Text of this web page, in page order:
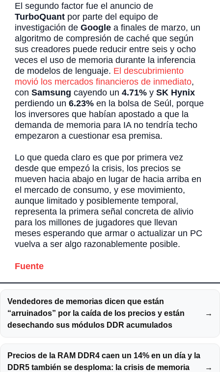
El segundo factor fue el anuncio de
TurboQuant por parte del equipo de
investigación de Google a finales de marzo, un
algoritmo de compresión de caché que según
sus creadores puede reducir entre seis y ocho
veces el uso de memoria durante la inferencia
de modelos de lenguaje. El descubrimiento
movió los mercados financieros de inmediato,
con Samsung cayendo un 4.71% y SK Hynix
perdiendo un 6.23% en la bolsa de Seúl, porque
los inversores que habían apostado a que la
demanda de memoria para IA no tendría techo
empezaron a cuestionar esa premisa.
Lo que queda claro es que por primera vez
desde que empezó la crisis, los precios se
mueven hacia abajo en lugar de hacia arriba en
el mercado de consumo, y ese movimiento,
aunque limitado y posiblemente temporal,
representa la primera señal concreta de alivio
para los millones de jugadores que llevan
meses esperando que armar o actualizar un PC
vuelva a ser algo razonablemente posible.
Fuente
Vendedores de memorias dicen que están
“arruinados” por la caída de los precios y están
desechando sus módulos DDR acumulados
→
Precios de la RAM DDR4 caen un 14% en un día y la
DDR5 también se desploma: la crisis de memoria
→